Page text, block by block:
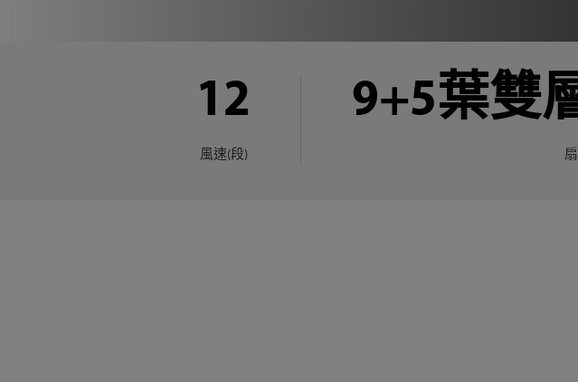
12
風速(段)
9+5葉雙